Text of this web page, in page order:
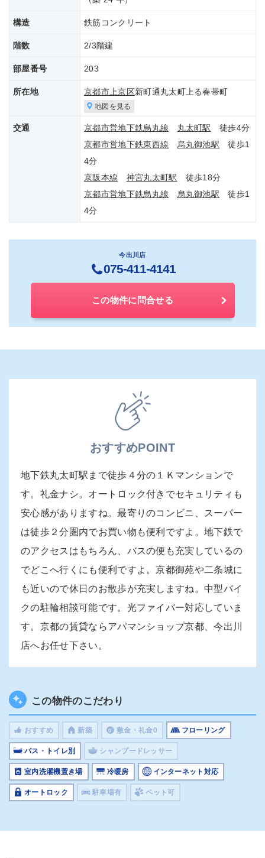
構造 鉄筋コンクリート
階数 2/3階建
部屋番号 203
所在地 京都市上京区新町通丸太町上る春帯町
地図を見る
交通 京都市営地下鉄烏丸線 丸太町駅
徒歩4分
京都市営地下鉄東西線
烏丸御池駅 徒歩1
4分
京阪本線
神宮丸太町駅 徒歩18分
京都市営地下鉄烏丸線
烏丸御池駅 徒歩1
4分
今出川店
075-411-4141
この物件に問合せる
おすすめPOINT
地下鉄丸太町駅まで徒歩４分の１Ｋマンションで
す。礼金ナシ。オートロック付きでセキュリティも
安心感がありますね。最寄りのコンビニ、スーパー
は徒歩２分圏内でお買い物も便利ですよ。地下鉄で
のアクセスはもちろん、バスの便も充実しているの
でどこへ行くにも便利ですよ。京都御苑や二条城に
も近いので休日のお散歩が充実しますね。中型バイ
クの駐輪相談可能です。光ファイバー対応していま
す。京都の賃貸ならアパマンショップ京都、今出川
店へお任せ下さい。
この物件のこだわり
おすすめ 新築 敷金・礼金0 フローリング
バス・トイレ別 シャンプードレッサー
室内洗濯機置き場 冷暖房 インターネット対応
オートロック 駐車場有 ペット可